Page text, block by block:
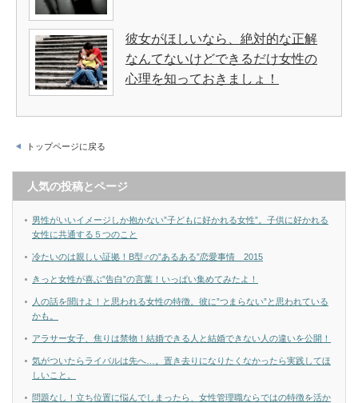
彼女がほしいなら、絶対的な正解
なんてないけどできるだけ女性の
心理を知っておきましょ！
トップページに戻る
人気の投稿とページ
男性がいいイメージしか抱かない”子どもに好かれる女性”。子供に好かれる
女性に共通する５つのこと
冷たいのは親しい証拠！B型♂の”あるある”恋愛事情 2015
きっと女性が喜ぶ”告白”の言葉！いっぱい集めてみたよ！
人の話を聞けよ！と思われる女性の特徴。彼に”つまらない”と思われている
かも。
アラサー女子、焦りは禁物！結婚できる人と結婚できない人の違いを公開！
気がついたらライバルは先へ…。置き去りになりたくなかったら実践してほ
しいこと。
問題なし！立ち位置に悩んでしまったら、女性管理職ならではの特徴を活か